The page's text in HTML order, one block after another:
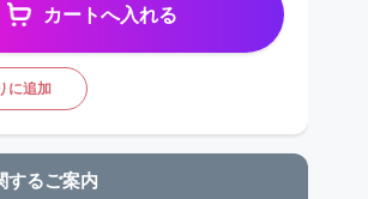
カートへ入れる
に追加
するご案内